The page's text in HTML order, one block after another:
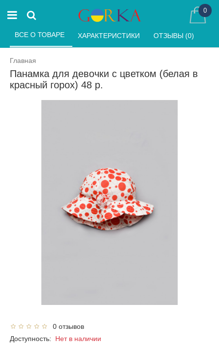
0
Главная
Панамка для девочки с цветком (белая в
красный горох) 48 р.
ВСЕ О ТОВАРЕ ХАРАКТЕРИСТИКИ ОТЗЫВЫ (0)
0 отзывов
Доступность: Нет в наличии